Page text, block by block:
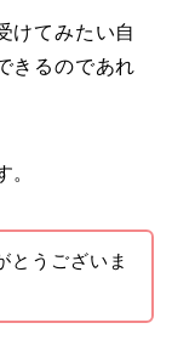
けてみたい自
きるのであれ
。
とうございま